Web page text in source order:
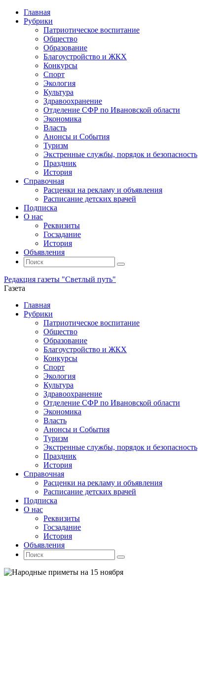
Главная
Рубрики
Патриотическое воспитание
Общество
Образование
Благоустройство и ЖКХ
Конкурсы
Спорт
Экология
Культура
Здравоохранение
Отделение СФР по Ивановской области
Экономика
Власть
Анонсы и События
Туризм
Экстренные службы, порядок и безопасность
Праздник
История
Справочная
Расценки на рекламу и объявления
Расписание детских врачей
Подписка
О нас
Реквизиты
Госзадание
История
Объявления
Поиск
Искать:
Поиск
Редакция газеты "Светлый путь"
Газета
Промотать
содержимому
Главная
Рубрики
Патриотическое воспитание
Общество
Образование
Благоустройство и ЖКХ
Конкурсы
Спорт
Экология
Культура
Здравоохранение
Отделение СФР по Ивановской области
Экономика
Власть
Анонсы и События
Туризм
Экстренные службы, порядок и безопасность
Праздник
История
Справочная
Расценки на рекламу и объявления
Расписание детских врачей
Подписка
О нас
Реквизиты
Госзадание
История
Объявления
Поиск
Искать:
Поиск